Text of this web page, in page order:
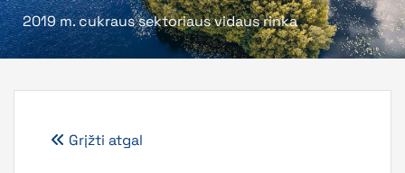
2019 m. cukraus sektoriaus vidaus rinka
Grįžti atgal